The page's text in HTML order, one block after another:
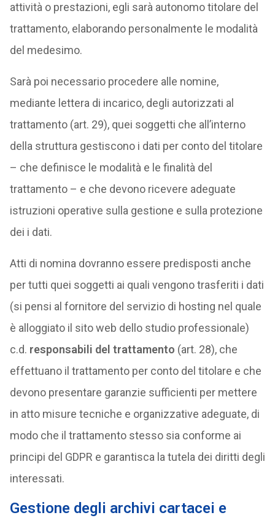
attività o prestazioni, egli sarà autonomo titolare del
trattamento, elaborando personalmente le modalità
del medesimo.
Sarà poi necessario procedere alle nomine,
mediante lettera di incarico, degli autorizzati al
trattamento (art. 29), quei soggetti che all’interno
della struttura gestiscono i dati per conto del titolare
– che definisce le modalità e le finalità del
trattamento – e che devono ricevere adeguate
istruzioni operative sulla gestione e sulla protezione
dei i dati.
Atti di nomina dovranno essere predisposti anche
per tutti quei soggetti ai quali vengono trasferiti i dati
(si pensi al fornitore del servizio di hosting nel quale
è alloggiato il sito web dello studio professionale)
c.d. responsabili del trattamento (art. 28), che
effettuano il trattamento per conto del titolare e che
devono presentare garanzie sufficienti per mettere
in atto misure tecniche e organizzative adeguate, di
modo che il trattamento stesso sia conforme ai
principi del GDPR e garantisca la tutela dei diritti degli
interessati.
Gestione degli archivi cartacei e